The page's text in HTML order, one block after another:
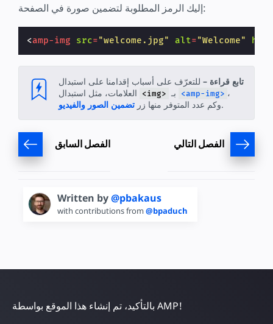
إليك الرمز المطلوبة لتضمين صورة في الصفحة:
<amp-img src="welcome.jpg" alt="Welcome"
تابع قراءة – للتعرّف على أسباب إقدامنا على استبدال
<img> <amp-img> ،
وكم عدد المتوفر منها زر تضمين الصور والفيديو .
الفصل السابق الفصل التالي
Written by@pbakaus
with contributions from @bpaduch
بالتأكيد، تم إنشاء هذا الموقع بواسطة AMP!